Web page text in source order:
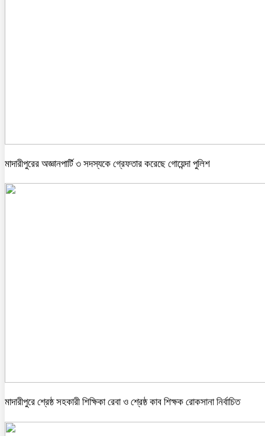
মাদারীপুরের অজ্ঞানপার্টি ৩ সদস্যকে গ্রেফতার করেছে গোয়েন্দা পুলিশ
মাদারীপুরে শ্রেষ্ঠ সহকারী শিক্ষিকা রেবা ও শ্রেষ্ঠ কাব শিক্ষক রোকসানা নির্বাচিত